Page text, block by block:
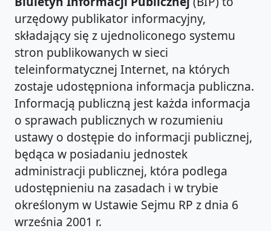
urzędowy publikator informacyjny,
składający się z ujednoliconego systemu
stron publikowanych w sieci
teleinformatycznej Internet, na których
zostaje udostępniona informacja publiczna.
Informacją publiczną jest każda informacja
o sprawach publicznych w rozumieniu
ustawy o dostępie do informacji publicznej,
będąca w posiadaniu jednostek
administracji publicznej, która podlega
udostępnieniu na zasadach i w trybie
określonym w Ustawie Sejmu RP z dnia 6
września 2001 r.